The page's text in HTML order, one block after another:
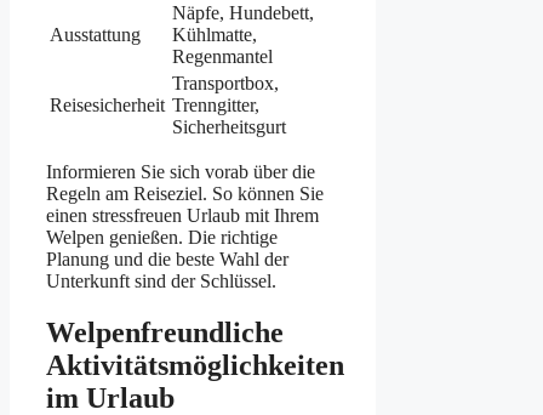
Ausstattung
Näpfe, Hundebett,
Kühlmatte,
Regenmantel
Reisesicherheit
Transportbox,
Trenngitter,
Sicherheitsgurt
Informieren Sie sich vorab über die
Regeln am Reiseziel. So können Sie
einen stressfreuen Urlaub mit Ihrem
Welpen genießen. Die richtige
Planung und die beste Wahl der
Unterkunft sind der Schlüssel.
Welpenfreundliche
Aktivitätsmöglichkeiten
im Urlaub